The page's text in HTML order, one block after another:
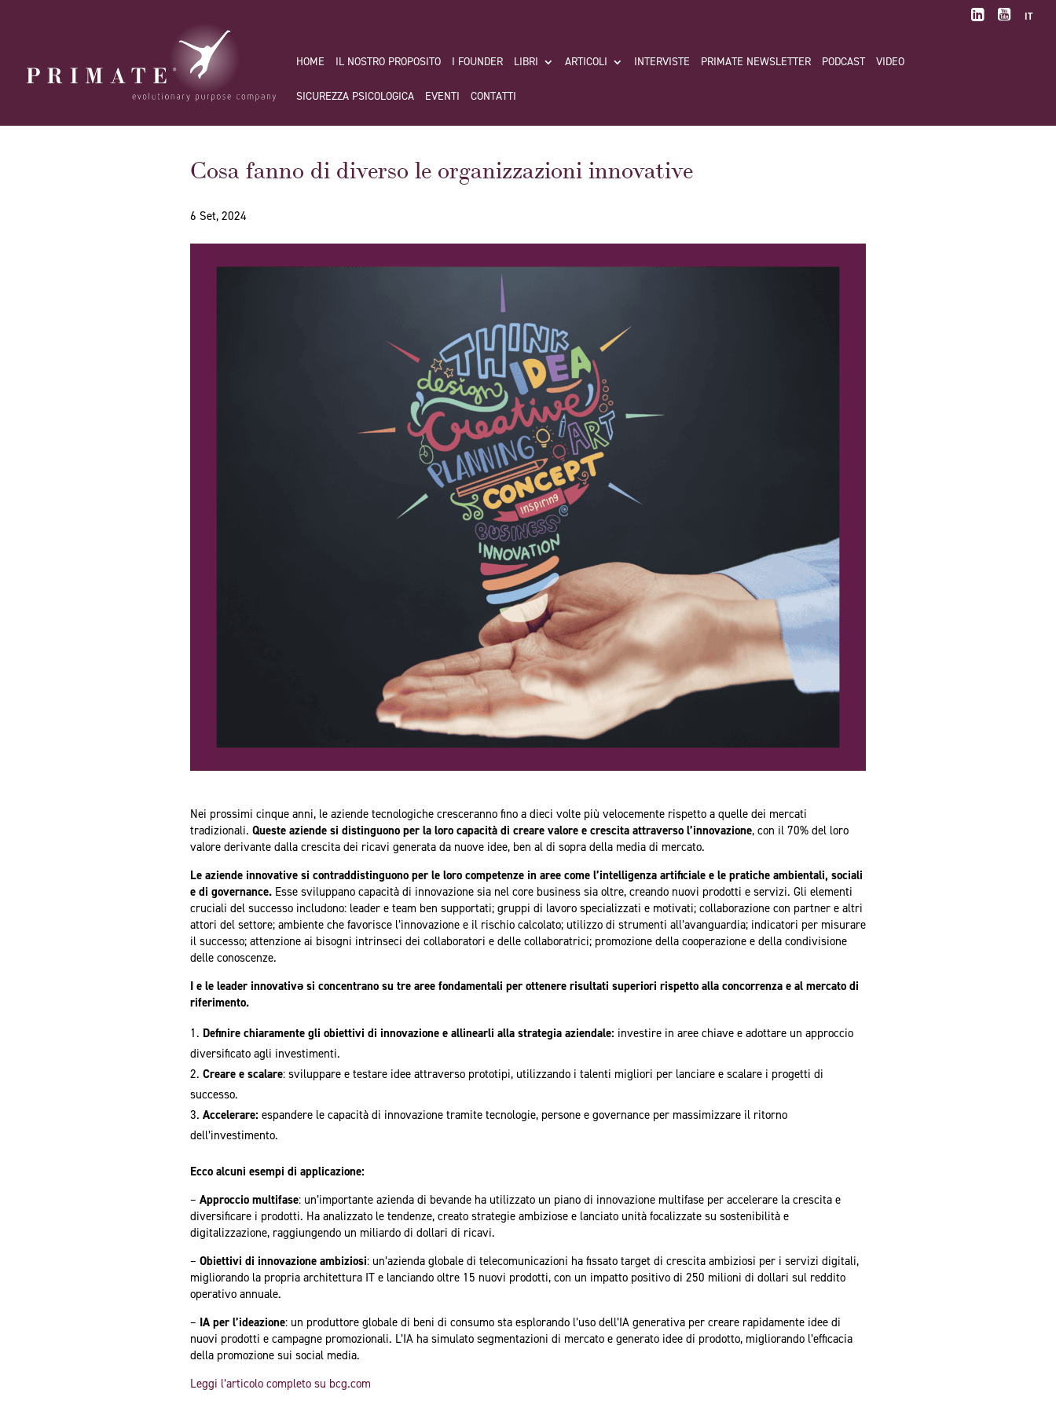
IT
HOME IL NOSTRO PROPOSITO I FOUNDER LIBRI ARTICOLI INTERVISTE PRIMATE NEWSLETTER PODCAST VIDEO
SICUREZZA PSICOLOGICA EVENTI CONTATTI
Cosa fanno di diverso le organizzazioni innovative
6 Set, 2024
Nei prossimi cinque anni, le aziende tecnologiche cresceranno fino a dieci volte più velocemente rispetto a quelle dei mercati
tradizionali. Queste aziende si distinguono per la loro capacità di creare valore e crescita attraverso l’innovazione, con il 70% del loro
valore derivante dalla crescita dei ricavi generata da nuove idee, ben al di sopra della media di mercato.
Le aziende innovative si contraddistinguono per le loro competenze in aree come l’intelligenza artificiale e le pratiche ambientali, sociali
e di governance. Esse sviluppano capacità di innovazione sia nel core business sia oltre, creando nuovi prodotti e servizi. Gli elementi
cruciali del successo includono: leader e team ben supportati; gruppi di lavoro specializzati e motivati; collaborazione con partner e altri
attori del settore; ambiente che favorisce l’innovazione e il rischio calcolato; utilizzo di strumenti all’avanguardia; indicatori per misurare
il successo; attenzione ai bisogni intrinseci dei collaboratori e delle collaboratrici; promozione della cooperazione e della condivisione
delle conoscenze.
I e le leader innovativǝ si concentrano su tre aree fondamentali per ottenere risultati superiori rispetto alla concorrenza e al mercato di
riferimento.
Definire chiaramente gli obiettivi di innovazione e allinearli alla strategia aziendale: investire in aree chiave e adottare un approccio
diversificato agli investimenti.
Creare e scalare: sviluppare e testare idee attraverso prototipi, utilizzando i talenti migliori per lanciare e scalare i progetti di
successo.
Accelerare: espandere le capacità di innovazione tramite tecnologie, persone e governance per massimizzare il ritorno
dell’investimento.
Ecco alcuni esempi di applicazione:
– Approccio multifase: un’importante azienda di bevande ha utilizzato un piano di innovazione multifase per accelerare la crescita e
diversificare i prodotti. Ha analizzato le tendenze, creato strategie ambiziose e lanciato unità focalizzate su sostenibilità e
digitalizzazione, raggiungendo un miliardo di dollari di ricavi.
– Obiettivi di innovazione ambiziosi: un’azienda globale di telecomunicazioni ha fissato target di crescita ambiziosi per i servizi digitali,
migliorando la propria architettura IT e lanciando oltre 15 nuovi prodotti, con un impatto positivo di 250 milioni di dollari sul reddito
operativo annuale.
– IA per l’ideazione: un produttore globale di beni di consumo sta esplorando l’uso dell’IA generativa per creare rapidamente idee di
nuovi prodotti e campagne promozionali. L’IA ha simulato segmentazioni di mercato e generato idee di prodotto, migliorando l’efficacia
della promozione sui social media.
Leggi l’articolo completo su bcg.com